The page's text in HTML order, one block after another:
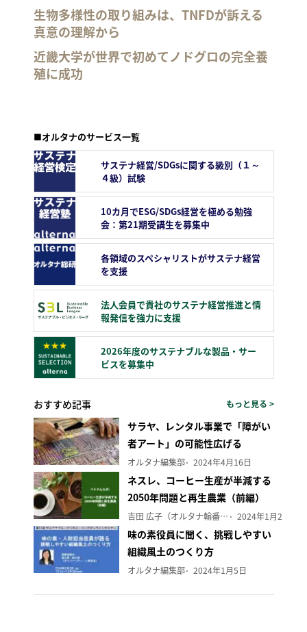
生物多様性の取り組みは、TNFDが訴える
真意の理解から
近畿大学が世界で初めてノドグロの完全養
殖に成功
■オルタナのサービス一覧
サステナ経営/SDGsに関する級別（１～
４級）試験
10カ月でESG/SDGs経営を極める勉強
会：第21期受講生を募集中
各領域のスペシャリストがサステナ経営
を支援
法人会員で貴社のサステナ経営推進と情
報発信を強力に支援
2026年度のサステナブルな製品・サー
ビスを募集中
おすすめ記事 もっと見る >
サラヤ、レンタル事業で「障がい
者アート」の可能性広げる
オルタナ編集部 2024年4月16日
ネスレ、コーヒー生産が半減する
2050年問題と再生農業（前編）
吉田 広子（オルタナ輪番編集長） 2024年1月29日
味の素役員に聞く、挑戦しやすい
組織風土のつくり方
オルタナ編集部 2024年1月5日